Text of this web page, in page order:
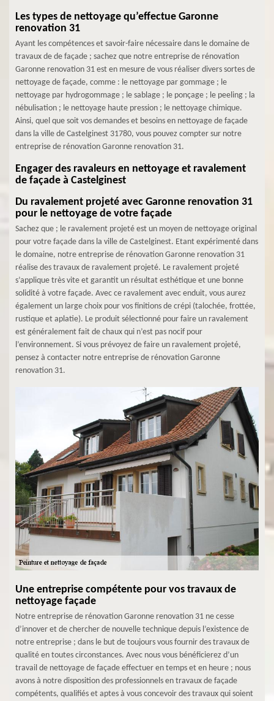
Les types de nettoyage qu’effectue Garonne
renovation 31
Ayant les compétences et savoir-faire nécessaire dans le domaine de
travaux de de façade ; sachez que notre entreprise de rénovation
Garonne renovation 31 est en mesure de vous réaliser divers sortes de
nettoyage de façade, comme : le nettoyage par gommage ; le
nettoyage par hydrogommage ; le sablage ; le ponçage ; le peeling ; la
nébulisation ; le nettoyage haute pression ; le nettoyage chimique.
Ainsi, quel que soit vos demandes et besoins en nettoyage de façade
dans la ville de Castelginest 31780, vous pouvez compter sur notre
entreprise de rénovation Garonne renovation 31.
Engager des ravaleurs en nettoyage et ravalement
de façade à Castelginest
Du ravalement projeté avec Garonne renovation 31
pour le nettoyage de votre façade
Sachez que ; le ravalement projeté est un moyen de nettoyage original
pour votre façade dans la ville de Castelginest. Etant expérimenté dans
le domaine, notre entreprise de rénovation Garonne renovation 31
réalise des travaux de ravalement projeté. Le ravalement projeté
s’applique très vite et garantit un résultat esthétique et une bonne
solidité à votre façade. Avec ce ravalement avec enduit, vous aurez
également un large choix pour vos finitions de crépi (talochée, frottée,
rustique et aplatie). Le produit sélectionné pour faire un ravalement
est généralement fait de chaux qui n’est pas nocif pour
l’environnement. Si vous prévoyez de faire un ravalement projeté,
pensez à contacter notre entreprise de rénovation Garonne
renovation 31.
Une entreprise compétente pour vos travaux de
nettoyage façade
Notre entreprise de rénovation Garonne renovation 31 ne cesse
d’innover et de chercher de nouvelle technique depuis l’existence de
notre entreprise ; dans le but de toujours vous fournir des travaux de
qualité en toutes circonstances. Avec nous vous bénéficierez d’un
travail de nettoyage de façade effectuer en temps et en heure ; nous
avons à notre disposition des professionnels en travaux de façade
compétents, qualifiés et aptes à vous concevoir des travaux qui soient